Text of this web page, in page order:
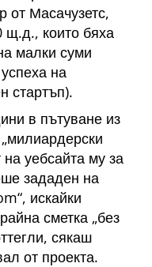
от Масачузетс,
които бяха
малки суми
на
стартъп).
в пътуване из
милиардерски
уебсайта му за
зададен на
, искайки
сметка без
сякаш
от проекта.